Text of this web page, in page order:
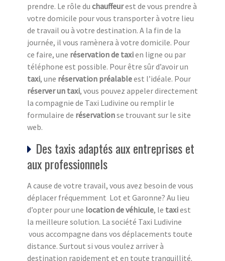
prendre. Le rôle du chauffeurest de vous prendre à
votre domicile pour vous transporter à votre lieu
de travail ou à votre destination. A la fin de la
journée, il vous ramènera à votre domicile. Pour
ce faire, une réservation de taxien ligne ou par
téléphone est possible. Pour être sûr d’avoir un
taxi, une réservation préalableest l’idéale. Pour
réserver un taxi, vous pouvez appeler directement
la compagnie de Taxi Ludivine ou remplir le
formulaire de réservationse trouvant sur le site
web.
Des taxis adaptés aux entreprises et
aux professionnels
A cause de votre travail, vous avez besoin de vous
déplacer fréquemment Lot et Garonne? Au lieu
d’opter pour une location de véhicule, le taxiest
la meilleure solution. La société Taxi Ludivine
vous accompagne dans vos déplacements toute
distance. Surtout si vous voulez arriver à
destination rapidement et en toute tranquillité.